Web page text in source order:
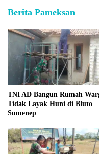
Berita Pameksan
TNI AD Bangun Rumah
Tidak Layak Huni di Bluto
Sumenep